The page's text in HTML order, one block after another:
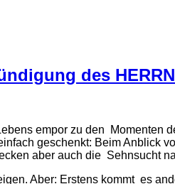
des
empor zu den Momenten
geschenkt: Beim Anblick
aber auch die Sehnsucht
Aber: Erstens kommt es